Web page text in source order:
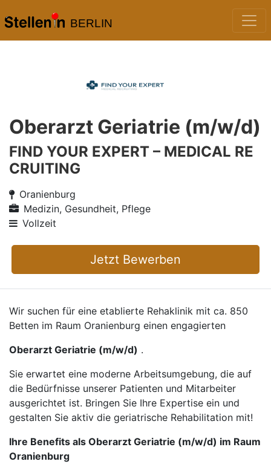
BERLIN
Oberarzt Geriatrie (m/w/d)
FIND YOUR EXPERT – MEDICAL RE
CRUITING
Oranienburg
Medizin, Gesundheit, Pflege
Vollzeit
Jetzt Bewerben
Wir suchen für eine etablierte Rehaklinik mit ca. 850
Betten im Raum Oranienburg einen engagierten
Oberarzt Geriatrie (m/w/d) .
Sie erwartet eine moderne Arbeitsumgebung, die auf
die Bedürfnisse unserer Patienten und Mitarbeiter
ausgerichtet ist. Bringen Sie Ihre Expertise ein und
gestalten Sie aktiv die geriatrische Rehabilitation mit!
Ihre Benefits als Oberarzt Geriatrie (m/w/d) im Raum
Oranienburg